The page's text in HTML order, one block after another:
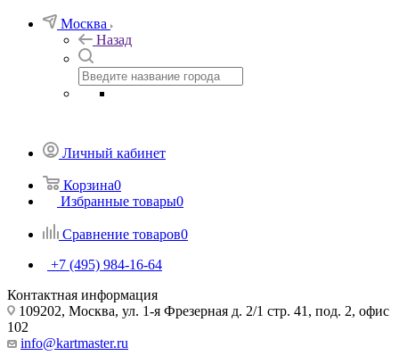
Москва
Назад
Личный кабинет
Корзина0
Избранные товары0
Сравнение товаров0
+7 (495) 984-16-64
Контактная информация
109202, Москва, ул. 1-я Фрезерная д. 2/1 стр. 41, под. 2, офис
102
info@kartmaster.ru